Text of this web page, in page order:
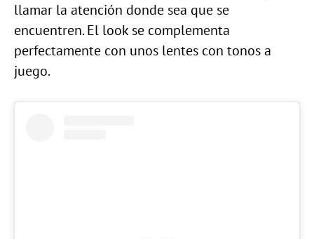
llamar la atención donde sea que se
encuentren. El look se complementa
perfectamente con unos lentes con tonos a
juego.